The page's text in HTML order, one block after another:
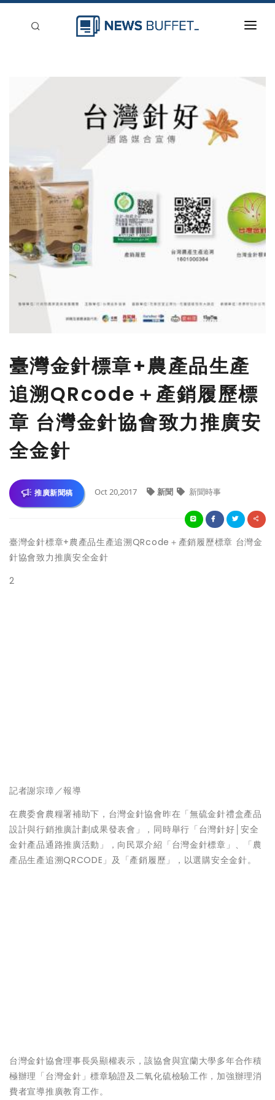
新聞稿分類
臺灣金針標章+農產品生產
追溯QRcode＋產銷履歷標
章 台灣金針協會致力推廣安
全金針
推廣新聞稿 Oct 20,2017 新聞 新聞時事
臺灣金針標章+農產品生產追溯QRcode＋產銷履歷標章 台灣金
針協會致力推廣安全金針
2
記者謝宗璋／報導
在農委會農糧署補助下，台灣金針協會昨在「無硫金針禮盒產品
設計與行銷推廣計劃成果發表會」，同時舉行「台灣針好│安全
金針產品通路推廣活動」，向民眾介紹「台灣金針標章」、「農
產品生產追溯QRCODE」及「產銷履歷」，以選購安全金針。
台灣金針協會理事長吳顯權表示，該協會與宜蘭大學多年合作積
極辦理「台灣金針」標章驗證及二氧化硫檢驗工作，加強辦理消
費者宣導推廣教育工作。